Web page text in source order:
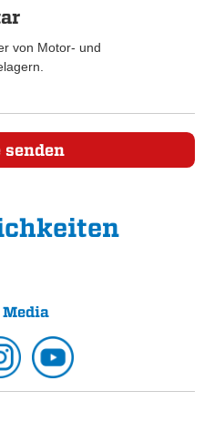
von Motor- und
senden